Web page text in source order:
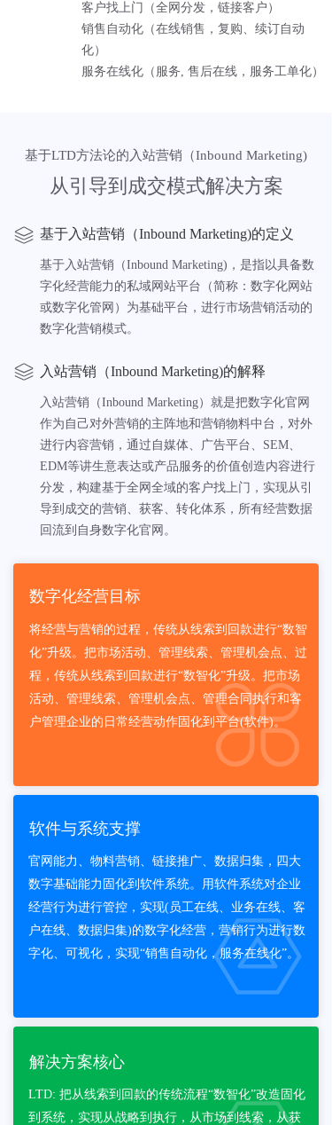
客户找上门（全网分发，链接客户）
销售自动化（在线销售，复购、续订自动
化）
服务在线化（服务, 售后在线，服务工单化）
从引导到成交模式解决方案
基于入站营销（Inbound Marketing)的定义
基于入站营销（Inbound Marketing)，是指以具备数
字化经营能力的私域网站平台（简称：数字化网站
或数字化管网）为基础平台，进行市场营销活动的
数字化营销模式。
基于LTD方法论的入站营销（Inbound Marketing)
入站营销（Inbound Marketing)的解释
入站营销（Inbound Marketing）就是把数字化官网
作为自己对外营销的主阵地和营销物料中台，对外
进行内容营销，通过自媒体、广告平台、SEM、
EDM等讲生意表达或产品服务的价值创造内容进行
分发，构建基于全网全域的客户找上门，实现从引
导到成交的营销、获客、转化体系，所有经营数据
回流到自身数字化官网。
数字化经营目标
将经营与营销的过程，传统从线索到回款进行“数智
化”升级。把市场活动、管理线索、管理机会点、过
程，传统从线索到回款进行“数智化”升级。把市场
活动、管理线索、管理机会点、管理合同执行和客
户管理企业的日常经营动作固化到平台(软件)。
软件与系统支撑
官网能力、物料营销、链接推广、数据归集，四大
数字基础能力固化到软件系统。用软件系统对企业
经营行为进行管控，实现(员工在线、业务在线、客
户在线、数据归集)的数字化经营，营销行为进行数
字化、可视化，实现“销售自动化，服务在线化”。
解决方案核心
LTD: 把从线索到回款的传统流程“数智化”改造固化
到系统，实现从战略到执行，从市场到线索，从获